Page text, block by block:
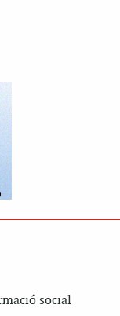
social